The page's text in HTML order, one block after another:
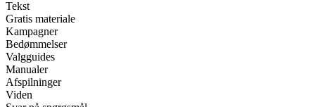
Tekst
Gratis materiale
Kampagner
Bedømmelser
Valgguides
Manualer
Afspilninger
Viden